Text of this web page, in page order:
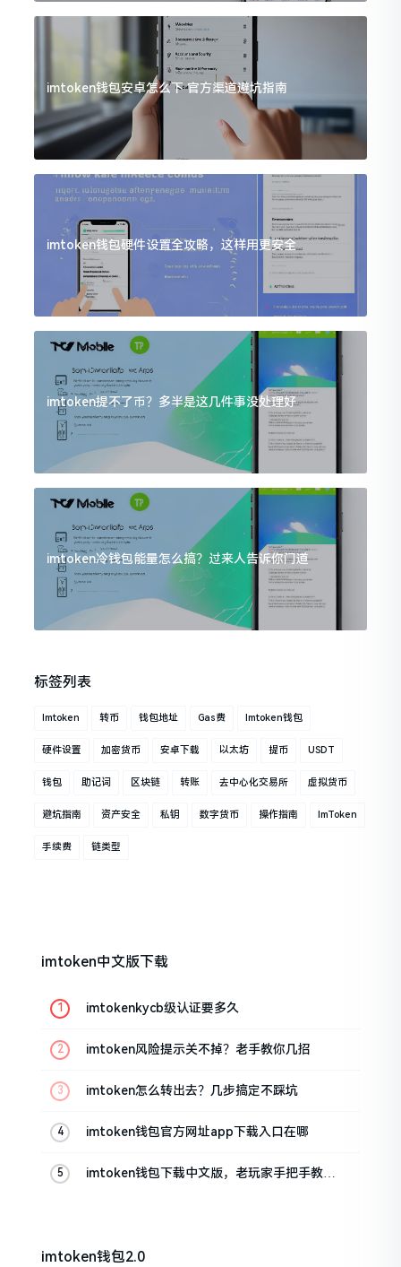
imtoken钱包安卓怎么下 官方渠道避坑指南
imtoken钱包硬件设置全攻略，这样用更安全
imtoken提不了币？多半是这几件事没处理好
imtoken冷钱包能量怎么搞？过来人告诉你门道
标签列表
Imtoken 转币 钱包地址 Gas费 Imtoken钱包
硬件设置 加密货币 安卓下载 以太坊 提币 USDT
钱包 助记词 区块链 转账 去中心化交易所 虚拟货币
避坑指南 资产安全 私钥 数字货币 操作指南 ImToken
手续费 链类型
imtoken中文版下载
imtokenkycb级认证要多久
imtoken风险提示关不掉？老手教你几招
imtoken怎么转出去？几步搞定不踩坑
imtoken钱包官方网址app下载入口在哪
imtoken钱包下载中文版，老玩家手把手教你
imtoken钱包2.0